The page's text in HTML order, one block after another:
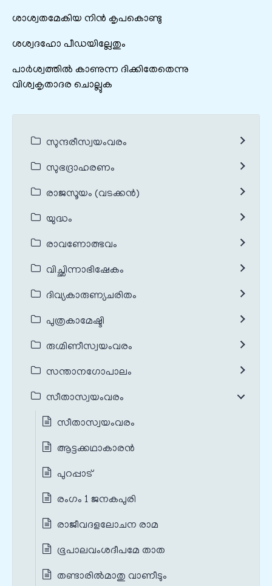
ശാശ്വതമേകിയ നിന്‍ കൃപകൊണ്ടു
ശശ്വദഹോ പീഡയില്ലേതും
പാര്‍ശ്വത്തില്‍ കാണുന്ന ദിക്കിതേതെന്നു
വിശ്വകൃതാദര ചൊല്ലുക
സുന്ദരീസ്വയംവരം
സുഭദ്രാഹരണം
രാജസൂയം (വടക്കൻ)
യുദ്ധം
രാവണോത്ഭവം
വിച്ഛിന്നാഭിഷേകം
ദിവ്യകാരുണ്യചരിതം
പുത്രകാമേഷ്ടി
രുഗ്മിണീസ്വയംവരം
സന്താനഗോപാലം
സീതാസ്വയംവരം
സീതാസ്വയംവരം
ആട്ടക്കഥാകാരൻ
പുറപ്പാട്
രംഗം 1 ജനകപുരി
രാജീവദളലോചന രാമ
ഭൂപാലവംശദീപമേ താത
തണ്ടാരില്‍മാതു വാണീടും